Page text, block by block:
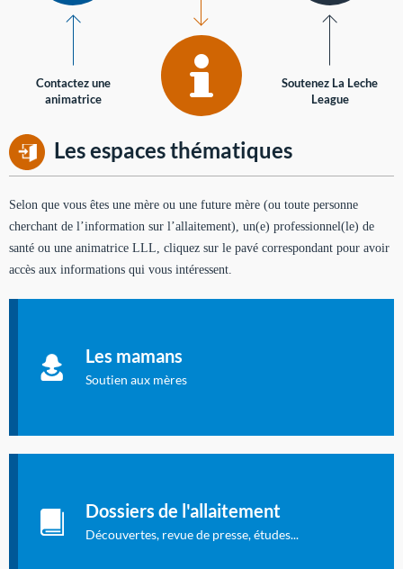
Contactez une
animatrice
Soutenez La Leche
League
Les espaces thématiques
Selon que vous êtes une mère ou une future mère (ou toute personne
cherchant de l’information sur l’allaitement), un(e) professionnel(le) de
santé ou une animatrice LLL, cliquez sur le pavé correspondant pour avoir
accès aux informations qui vous intéressent.
Les mamans
Soutien aux mères
à allaiter et vous informer : toutes les rubriques qui
concernent l'allaitement.
Dossiers de l'allaitement
Découvertes, revue de presse, études...
dernières études sur l'allaitement publiées dans la presse
internationale.